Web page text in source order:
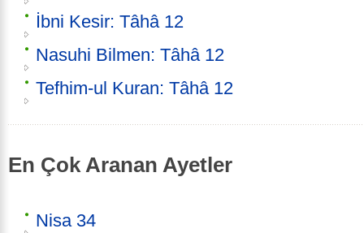
İbni Kesir: Tâhâ 12
Nasuhi Bilmen: Tâhâ 12
Tefhim-ul Kuran: Tâhâ 12
En Çok Aranan Ayetler
Nisa 34